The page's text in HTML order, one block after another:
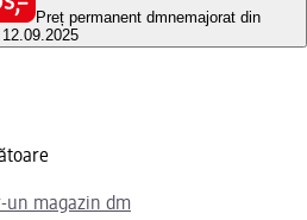
Preț permanent dmnemajorat din
12.09.2025
un magazin dm